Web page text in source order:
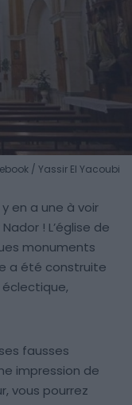
/ Yassir El Yacoubi
en a une à voir
! L’église de
monuments
a été construite
fausses
impression de
vous pourrez